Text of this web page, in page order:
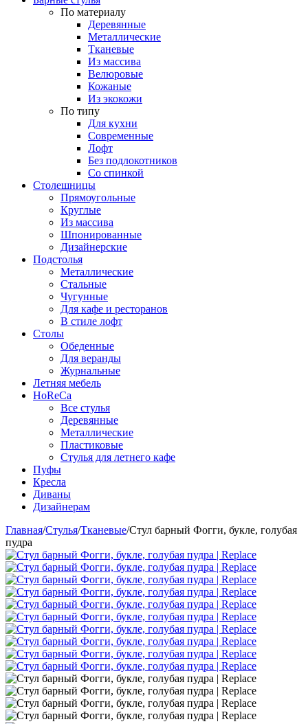
По материалу
Деревянные
Металлические
Тканевые
Из массива
Велюровые
Кожаные
Из экокожи
По типу
Для кухни
Современные
Лофт
Без подлокотников
Со спинкой
Столешницы
Прямоугольные
Круглые
Из массива
Шпонированные
Дизайнерские
Подстолья
Металлические
Стальные
Чугунные
Для кафе и ресторанов
В стиле лофт
Столы
Обеденные
Для веранды
Журнальные
Летняя мебель
HoReCa
Все стулья
Деревянные
Металлические
Пластиковые
Стулья для летнего кафе
Пуфы
Кресла
Диваны
Дизайнерам
Главная/Стулья/Тканевые/Стул барный Фогги, букле, голубая
пудра